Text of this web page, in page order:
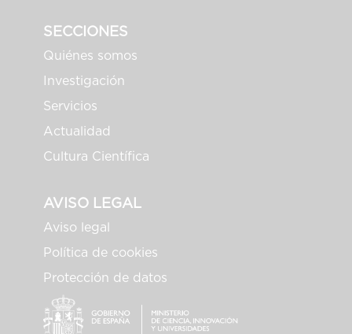
SECCIONES
Quiénes somos
Investigación
Servicios
Actualidad
Cultura Científica
AVISO LEGAL
Aviso legal
Política de cookies
Protección de datos